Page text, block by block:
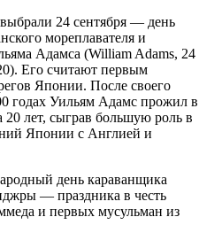
24 сентября — день
мореплавателя и
Адамса (William Adams, 24
Его считают первым
Японии. После своего
годах Уильям Адамс прожил в
20 лет, сыграв большую роль в
Японии с Англией и
день караванщика
— праздника в честь
и первых мусульман из